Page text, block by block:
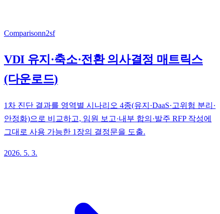
Comparisonn2sf
VDI 유지·축소·전환 의사결정 매트릭스
(다운로드)
1차 진단 결과를 영역별 시나리오 4종(유지·DaaS·고위험 분리·
안정화)으로 비교하고, 임원 보고·내부 합의·발주 RFP 작성에
그대로 사용 가능한 1장의 결정문을 도출.
2026. 5. 3.